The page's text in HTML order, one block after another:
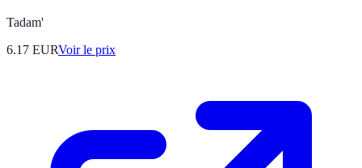
Tadam'
6.17 EURVoir le prix